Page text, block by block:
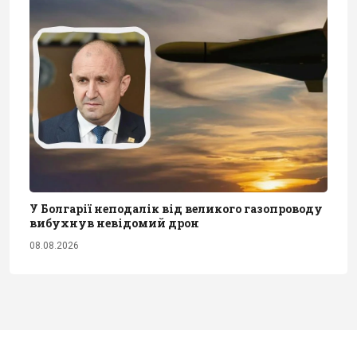
У Болгарії неподалік від великого газопроводу
вибухнув невідомий дрон
08.08.2026